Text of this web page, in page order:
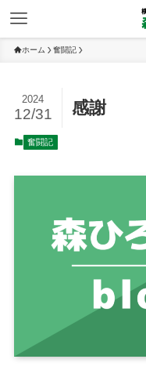
ホーム 奮闘記
感謝
2024
12/31
奮闘記